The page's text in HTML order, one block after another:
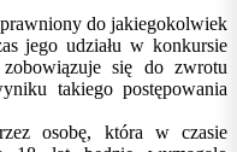
do jakiegokolwiek
jego udziału w konkursie
się do zwrotu
takiego postępowania
osobę, która w czasie